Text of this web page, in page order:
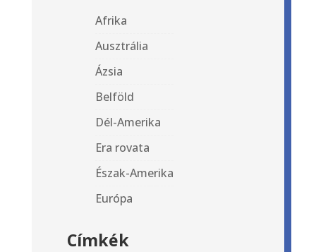
Afrika
Ausztrália
Ázsia
Belföld
Dél-Amerika
Era rovata
Észak-Amerika
Európa
Címkék